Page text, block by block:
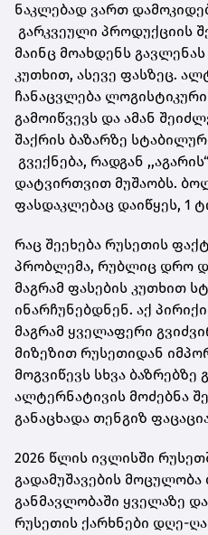
ნაკლებად ვართ
გარკვეული პროდუქციის
მაინც მოახდენს
კუთხით, ასევე ფასზეც.
ჩანაცვლება ლოგისტიკური
გამოიწვევს და ამან
შაქრის ბაზარზე
გვექნება, რადგან
დატვირთვით მუშაობს.
ფასდაკლებაც დაიწყეს, 1
რაც შეეხება რუსეთის
პრობლემა, რუბლიც დრო
მაგრამ ფასების კუთხით
ინარჩუნებდნენ. აქ
მაგრამ ყველაფერი
მიზეზით რუსეთიდან
მოგვიწევს სხვა
ალტერნატივის მოძებნა
განაცხადა თენგიზ
2026 წლის ივლისში
გადამუშავების
განმავლობაში ყველაზე
რუსეთის ქარხნები დღე-